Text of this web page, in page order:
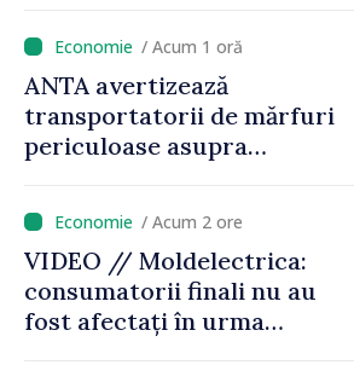
/ Acum 1 oră
ANTA avertizează
transportatorii de mărfuri
periculoase asupra
caniculă
/ Acum 2 ore
VIDEO // Moldelectrica:
consumatorii finali nu au
fost afectați în urma